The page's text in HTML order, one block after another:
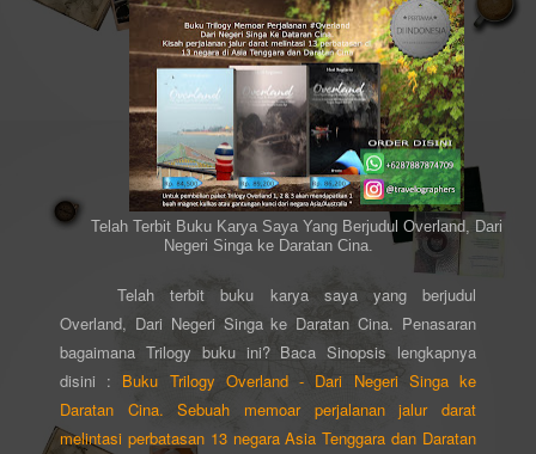
Telah Terbit Buku Karya Saya Yang Berjudul Overland, Dari
Negeri Singa ke Daratan Cina.
Telah terbit buku karya saya yang berjudul
Overland, Dari Negeri Singa ke Daratan Cina. Penasaran
bagaimana Trilogy buku ini? Baca Sinopsis lengkapnya
disini : Buku Trilogy Overland - Dari Negeri Singa ke
Daratan Cina. Sebuah memoar perjalanan jalur darat
melintasi perbatasan 13 negara Asia Tenggara dan Daratan